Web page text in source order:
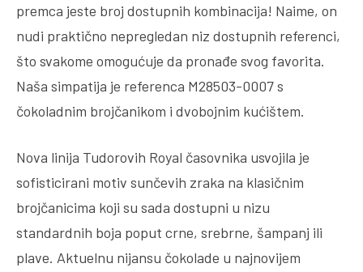
premca jeste broj dostupnih kombinacija! Naime, on
nudi praktično nepregledan niz dostupnih referenci,
što svakome omogućuje da pronađe svog favorita.
Naša simpatija je referenca M28503-0007 s
čokoladnim brojčanikom i dvobojnim kućištem.
Nova linija Tudorovih Royal časovnika usvojila je
sofisticirani motiv sunčevih zraka na klasičnim
brojčanicima koji su sada dostupni u nizu
standardnih boja poput crne, srebrne, šampanj ili
plave. Aktuelnu nijansu čokolade u najnovijem